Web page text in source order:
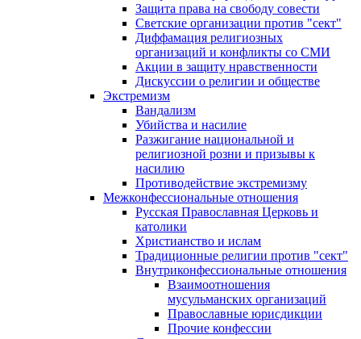
Защита права на свободу совести
Светские организации против "сект"
Диффамация религиозных
организаций и конфликты со СМИ
Акции в защиту нравственности
Дискуссии о религии и обществе
Экстремизм
Вандализм
Убийства и насилие
Разжигание национальной и
религиозной розни и призывы к
насилию
Противодействие экстремизму
Межконфессиональные отношения
Русская Православная Церковь и
католики
Христианство и ислам
Традиционные религии против "сект"
Внутриконфессиональные отношения
Взаимоотношения
мусульманских организаций
Православные юрисдикции
Прочие конфессии